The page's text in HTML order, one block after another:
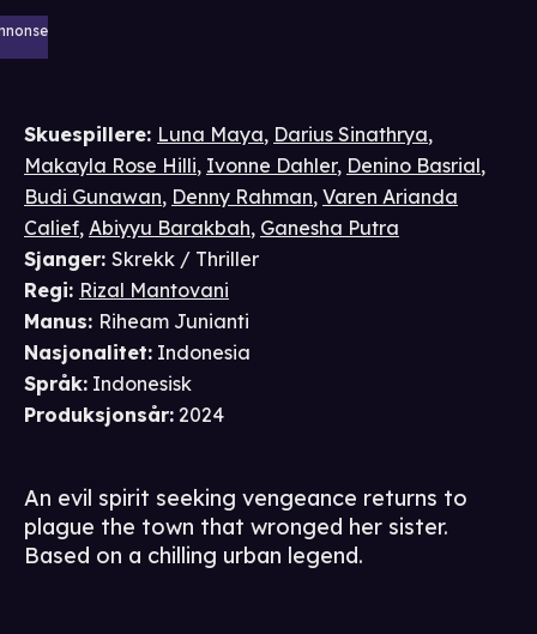
Skuespillere: Luna Maya, Darius Sinathrya,
Makayla Rose Hilli, Ivonne Dahler, Denino Basrial,
Budi Gunawan, Denny Rahman, Varen Arianda
Calief, Abiyyu Barakbah, Ganesha Putra
Sjanger: Skrekk / Thriller
Regi: Rizal Mantovani
Manus: Riheam Junianti
Nasjonalitet: Indonesia
Språk: Indonesisk
Produksjonsår: 2024
An evil spirit seeking vengeance returns to
plague the town that wronged her sister.
Based on a chilling urban legend.